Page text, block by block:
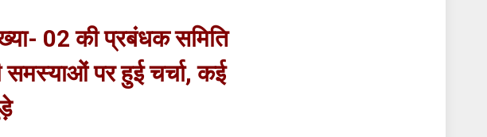
02 की प्रबंधक समिति
समस्याओं पर हुई चर्चा, कई